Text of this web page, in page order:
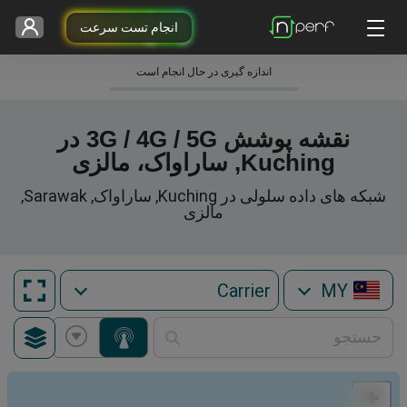
انجام تست سرعت
اندازه گیری در حال انجام است
نقشه پوشش 3G / 4G / 5G در
Kuching, ساراواک، مالزی
شبکه های داده سلولی در Kuching, ساراواک, Sarawak,
مالزی
MY